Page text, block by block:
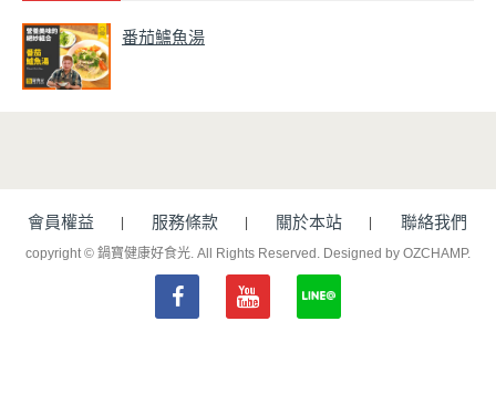
番茄鱸魚湯
會員權益 服務條款 關於本站 聯絡我們
copyright © 鍋寶健康好食光. All Rights Reserved. Designed by OZCHAMP.